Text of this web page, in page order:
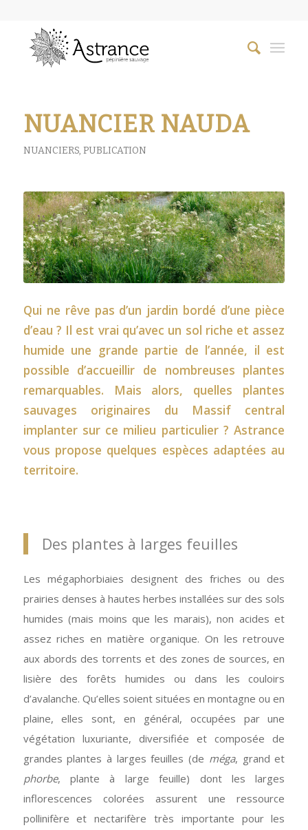
NUANCIER NAUDA
NUANCIERS, PUBLICATION
Qui ne rêve pas d’un jardin bordé d’une pièce
d’eau ? Il est vrai qu’avec un sol riche et assez
humide une grande partie de l’année, il est
possible d’accueillir de nombreuses plantes
remarquables. Mais alors, quelles plantes
sauvages originaires du Massif central
implanter sur ce milieu particulier ? Astrance
vous propose quelques espèces adaptées au
territoire.
Des plantes à larges feuilles
Les mégaphorbiaies designent des friches ou des
prairies denses à hautes herbes installées sur des sols
humides (mais moins que les marais), non acides et
assez riches en matière organique. On les retrouve
aux abords des torrents et des zones de sources, en
lisière des forêts humides ou dans les couloirs
d’avalanche. Qu’elles soient situées en montagne ou en
plaine, elles sont, en général, occupées par une
végétation luxuriante, diversifiée et composée de
grandes plantes à larges feuilles (de méga, grand et
phorbe, plante à large feuille) dont les larges
inflorescences colorées assurent une ressource
pollinifère et nectarifère très importante pour les